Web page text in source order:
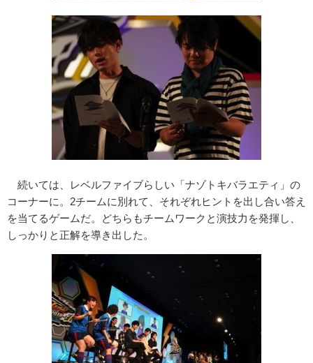
続いては、レベルファイブらしい「ナゾトキバラエティ」の
コーナーに。2チームに別れて、それぞれヒントを出し合い答え
を当てるゲームだ。どちらもチームワークと演技力を発揮し、
しっかりと正解を導き出した。